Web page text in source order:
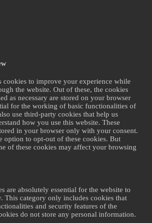
cookies to improve your experience while
the website. Out of these, the cookies
as necessary are stored on your browser
for the working of basic functionalities of
use third-party cookies that help us
how you use this website. These
in your browser only with your consent.
option to opt-out of these cookies. But
of these cookies may affect your browsing
are absolutely essential for the website to
This category only includes cookies that
and security features of the
do not store any personal information.